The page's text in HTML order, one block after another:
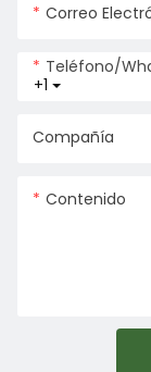
Correo
+1
Teléfono/
Compañía
Contenido